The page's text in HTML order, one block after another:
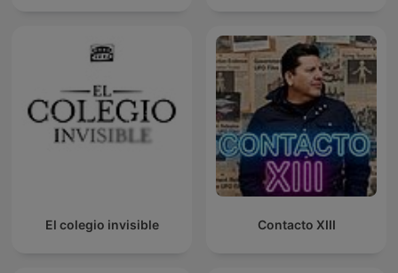
El colegio invisible Contacto XIII